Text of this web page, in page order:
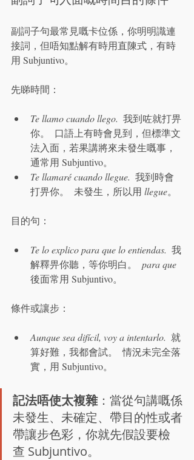
副詞子句最常見嘅卡位係，你明明識連
接詞，但唔知點解有時用直陳式，有時
用 Subjuntivo。
先睇時間：
Te llamo cuando llego.
  我到咗就打畀
你。  口語上有時會見到，但標準文
法入面，若果講將來未發生嘅事，
通常用 Subjuntivo。
Te llamaré cuando llegue.
  我到時會
打畀你。  未發生，所以用 llegue。
目的句：
Te lo explico para que lo entiendas.
  我
解釋畀你聽，等你明白。 para que
後面常用 Subjuntivo。
條件或讓步：
Aunque sea difícil, voy a intentarlo.
  就
算好難，我都會試。  情況未完全落
實，用 Subjuntivo。
記法唔使太複雜：當從句講嘅係
未發生、未確定、帶目的性或者
帶讓步色彩，你就先假設要檢
查 Subjuntivo。